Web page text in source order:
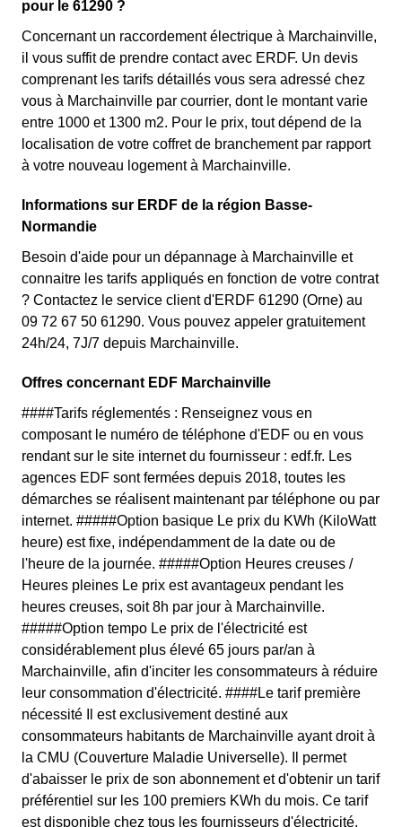
pour le 61290 ?
Concernant un raccordement électrique à Marchainville,
il vous suffit de prendre contact avec ERDF. Un devis
comprenant les tarifs détaillés vous sera adressé chez
vous à Marchainville par courrier, dont le montant varie
entre 1000 et 1300 m2. Pour le prix, tout dépend de la
localisation de votre coffret de branchement par rapport
à votre nouveau logement à Marchainville.
Informations sur ERDF de la région Basse-
Normandie
Besoin d'aide pour un dépannage à Marchainville et
connaitre les tarifs appliqués en fonction de votre contrat
? Contactez le service client d'ERDF 61290 (Orne) au
09 72 67 50 61290. Vous pouvez appeler gratuitement
24h/24, 7J/7 depuis Marchainville.
Offres concernant EDF Marchainville
####Tarifs réglementés : Renseignez vous en
composant le numéro de téléphone d'EDF ou en vous
rendant sur le site internet du fournisseur : edf.fr. Les
agences EDF sont fermées depuis 2018, toutes les
démarches se réalisent maintenant par téléphone ou par
internet. #####Option basique Le prix du KWh (KiloWatt
heure) est fixe, indépendamment de la date ou de
l'heure de la journée. #####Option Heures creuses /
Heures pleines Le prix est avantageux pendant les
heures creuses, soit 8h par jour à Marchainville.
#####Option tempo Le prix de l'électricité est
considérablement plus élevé 65 jours par/an à
Marchainville, afin d'inciter les consommateurs à réduire
leur consommation d'électricité. ####Le tarif première
nécessité Il est exclusivement destiné aux
consommateurs habitants de Marchainville ayant droit à
la CMU (Couverture Maladie Universelle). Il permet
d'abaisser le prix de son abonnement et d'obtenir un tarif
préférentiel sur les 100 premiers KWh du mois. Ce tarif
est disponible chez tous les fournisseurs d'électricité.